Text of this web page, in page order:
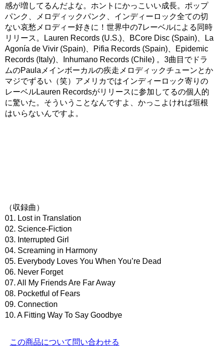
感が増してるんだよな。ホントにかっこいい成長。ポップ
パンク、メロディックパンク、インディーロック全ての切
ない哀愁メロディー好きに！世界中の7レーベルによる同時
リリース。Lauren Records (U.S.)、BCore Disc (Spain)、La
Agonía de Vivir (Spain)、Pifia Records (Spain)、Epidemic
Records (Italy)、Inhumano Records (Chile) 。3曲目でドラ
ムのPaulaメインボーカルの疾走メロディックチューンとか
マジでずるい（笑）アメリカではインディーロック寄りの
レーベルLauren Recordsがリリースに参加してるの個人的
に驚いた。そういうことなんですよ、かっこよければ垣根
はいらないんですよ。
（収録曲）
01. Lost in Translation
02. Science-Fiction
03. Interrupted Girl
04. Screaming in Harmony
05. Everybody Loves You When You’re Dead
06. Never Forget
07. All My Friends Are Far Away
08. Pocketful of Fears
09. Connection
10. A Fitting Way To Say Goodbye
この商品について問い合わせる